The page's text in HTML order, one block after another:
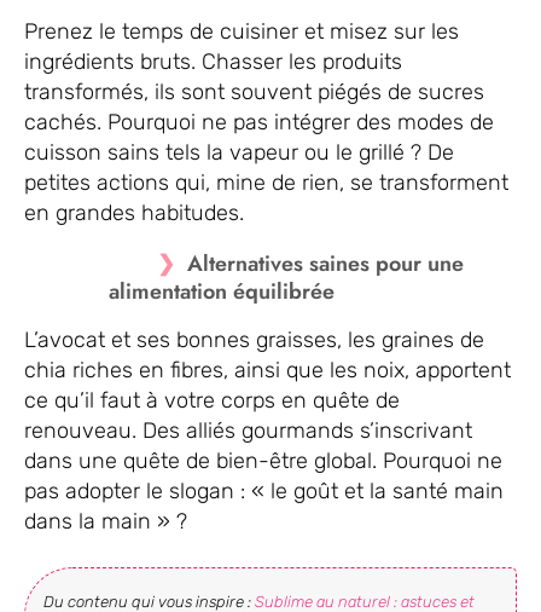
Prenez le temps de cuisiner et misez sur les
ingrédients bruts. Chasser les produits
transformés, ils sont souvent piégés de sucres
cachés. Pourquoi ne pas intégrer des modes de
cuisson sains tels la vapeur ou le grillé ? De
petites actions qui, mine de rien, se transforment
en grandes habitudes.
Alternatives saines pour une
alimentation équilibrée
L’avocat et ses bonnes graisses, les graines de
chia riches en fibres, ainsi que les noix, apportent
ce qu’il faut à votre corps en quête de
renouveau. Des alliés gourmands s’inscrivant
dans une quête de bien-être global. Pourquoi ne
pas adopter le slogan : « le goût et la santé main
dans la main » ?
Du contenu qui vous inspire : Sublime au naturel : astuces et